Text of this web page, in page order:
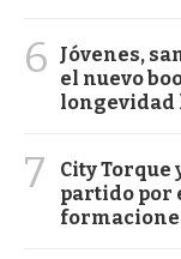
6
Jóvenes,
el nuevo
longevidad
7
City
partido por